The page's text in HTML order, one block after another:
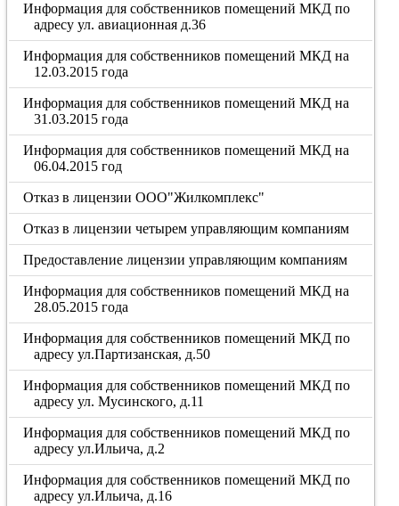
Информация для собственников помещений МКД по
адресу ул. авиационная д.36
Информация для собственников помещений МКД на
12.03.2015 года
Информация для собственников помещений МКД на
31.03.2015 года
Информация для собственников помещений МКД на
06.04.2015 год
Отказ в лицензии ООО"Жилкомплекс"
Отказ в лицензии четырем управляющим компаниям
Предоставление лицензии управляющим компаниям
Информация для собственников помещений МКД на
28.05.2015 года
Информация для собственников помещений МКД по
адресу ул.Партизанская, д.50
Информация для собственников помещений МКД по
адресу ул. Мусинского, д.11
Информация для собственников помещений МКД по
адресу ул.Ильича, д.2
Информация для собственников помещений МКД по
адресу ул.Ильича, д.16